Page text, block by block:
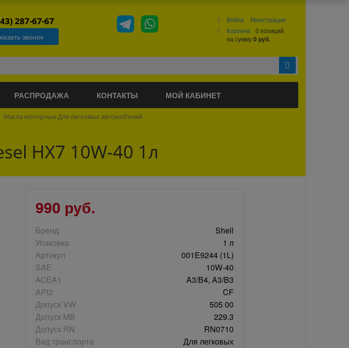
287-67-67
звонок
Войти
Регистрация
Корзина
0 позиций
на сумму0 руб.
РАСПРОДАЖА КОНТАКТЫ МОЙ КАБИНЕТ
Масла моторные Для легковых автомобилей
HX7 10W-40 1л
990 руб.
Бренд
Shell
Упаковка
1 л
Артикул
001E9244 (1L)
SAE
10W-40
ACEA1
A3/B4, A3/B3
API2
CF
Допуск VW
505 00
Допуск MB
229.3
Допуск RN
RN0710
Вид транспорта
Для легковых